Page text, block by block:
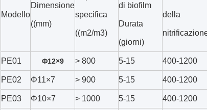
Modello
Dimensione
((mm)
specifica
((m2/m3)
di biofilm
Durata
(giorni)
della
PE01 Φ12×9 > 800 5-15 400-1200
PE02 Φ11×7 > 900 5-15 400-1200
PE03 Φ10×7 > 1000 5-15 400-1200